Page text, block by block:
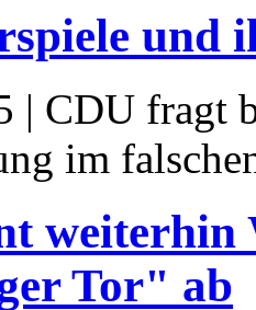
und
| CDU fragt
im
weiterhin
Tor" ab